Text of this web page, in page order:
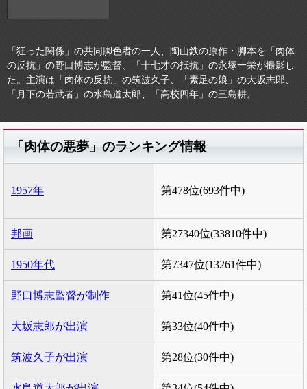
「狂った関係」の共同脚色者の一人、陶山鉄の原作・脚本を「肉体
の反抗」の野口博志が監督、「十七才の抵抗」の永塚一栄が撮影し
た。主演は「肉体の反抗」の筑波久子、「素足の娘」の大坂志郎、
「月下の若武者」の水島道太郎、「高校四年」の三島耕。
「肉体の悪夢」のランキング情報
1957年 第478位(693件中)
邦画 第27340位(33810件中)
1950年代 第7347位(13261件中)
野口博志監督が制作 第41位(45件中)
大坂志郎が出演 第33位(40件中)
筑波久子が出演 第28位(30件中)